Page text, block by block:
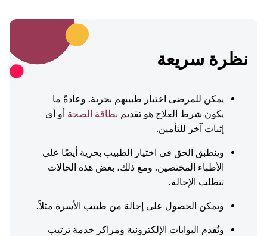
نظرة سريعة
يمكن للمرضى اختيار طبيبهم بحرية. وعادةً ما
يكون شرط العلاج هو تقديم بطاقة الصحة أو أي
إثبات آخر للتأمين.
وينطبق الحق في اختيار الطبيب بحرية أيضًا على
الأطباء المختصين. ومع ذلك، بعض هذه الحالات
تتطلب الإحالة.
ويمكن الحصول على إحالة من طبيب الأسرة مثلاً.
وتُقدم البوابات الإلكترونية ومراكز خدمة ترتيب